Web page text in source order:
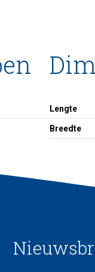
Lengte
Breedte